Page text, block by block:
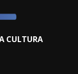
CULTURA